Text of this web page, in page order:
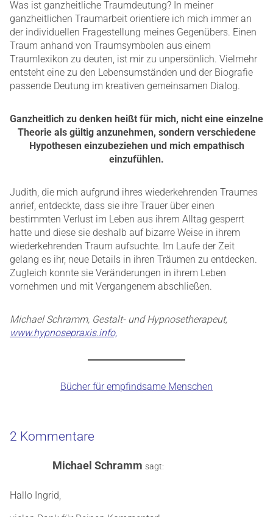
Was ist ganzheitliche Traumdeutung? In meiner
ganzheitlichen Traumarbeit orientiere ich mich immer an
der individuellen Fragestellung meines Gegenübers. Einen
Traum anhand von Traumsymbolen aus einem
Traumlexikon zu deuten, ist mir zu unpersönlich. Vielmehr
entsteht eine zu den Lebensumständen und der Biografie
passende Deutung im kreativen gemeinsamen Dialog.
Ganzheitlich zu denken heißt für mich, nicht eine einzelne
Theorie als gültig anzunehmen, sondern verschiedene
Hypothesen einzubeziehen und mich empathisch
einzufühlen.
Judith, die mich aufgrund ihres wiederkehrenden Traumes
anrief, entdeckte, dass sie ihre Trauer über einen
bestimmten Verlust im Leben aus ihrem Alltag gesperrt
hatte und diese sie deshalb auf bizarre Weise in ihrem
wiederkehrenden Traum aufsuchte. Im Laufe der Zeit
gelang es ihr, neue Details in ihren Träumen zu entdecken.
Zugleich konnte sie Veränderungen in ihrem Leben
vornehmen und mit Vergangenem abschließen.
Michael Schramm, Gestalt- und Hypnosetherapeut,
www.hypnosepraxis.info,
Bücher für empfindsame Menschen
2 Kommentare
Michael Schramm sagt:
Hallo Ingrid,